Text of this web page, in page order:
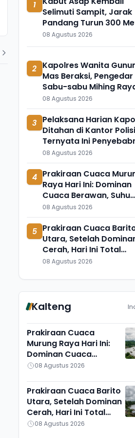
Ngaji Cabuli Pelajar Dicokok
Polres Sukabumi di Banten
03 Agustus 2026
1
Selimuti Sampit, Jarak
Pandang Turun 300
08 Agustus 2026
2 Kapolres Wanita
Mas Beraksi, Pengedar
Sabu-sabu Mihing
Diringkus di Barak
08 Agustus 2026
3 Pelaksana Harian
Ditahan di Kantor
Ternyata Ini
08 Agustus 2026
4 Prakiraan Cuaca
Raya Hari Ini: Dominan
Cuaca Berawan, Suhu
Udara Ikut Turun
08 Agustus 2026
5 Prakiraan Cuaca
Utara, Setelah
Cerah, Hari Ini Total
Berawan, Suhu Udara
08 Agustus 2026
Kalteng
Prakiraan Cuaca
Murung Raya Hari Ini:
Dominan Cuaca
Berawan, Suhu Udara
08 Agustus 2026
Prakiraan Cuaca Barito
Utara, Setelah Dominan
Cerah, Hari Ini Total
Berawan, Suhu Udara
08 Agustus 2026